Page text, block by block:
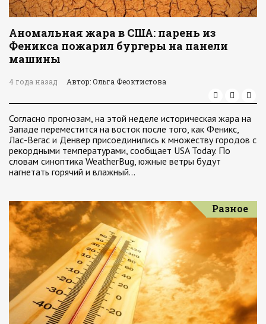
Аномальная жара в США: парень из
Феникса пожарил бургеры на панели
машины
4 года назад Автор: Ольга Феоктистова
Согласно прогнозам, на этой неделе историческая жара на
Западе переместится на восток после того, как Феникс,
Лас-Вегас и Денвер присоединились к множеству городов с
рекордными температурами, сообщает USA Today. По
словам синоптика WeatherBug, южные ветры будут
нагнетать горячий и влажный…
Разное